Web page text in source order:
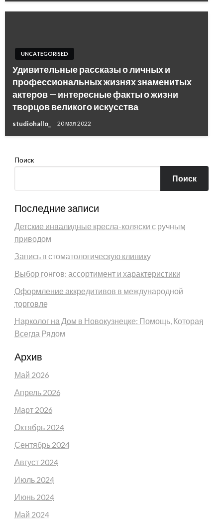
UNCATEGORISED
Удивительные рассказы о личных и
профессиональных жизнях знаменитых
актеров — интересные факты о жизни
творцов великого искусства
studiohallo_ 20 мая 2022
Поиск
Поиск
Последние записи
Детские инвалидные кресла-коляски с ручным
приводом
Запись в стоматологическую клинику
Выбор гонгов: ассортимент и характеристики
Оформление аккредитивов в международной
торговле
Нарколог на Дом в Новокузнецке: Помощь, Которая
Всегда Рядом
Архив
Май 2026
Апрель 2026
Март 2026
Октябрь 2024
Сентябрь 2024
Август 2024
Июль 2024
Июнь 2024
Май 2024